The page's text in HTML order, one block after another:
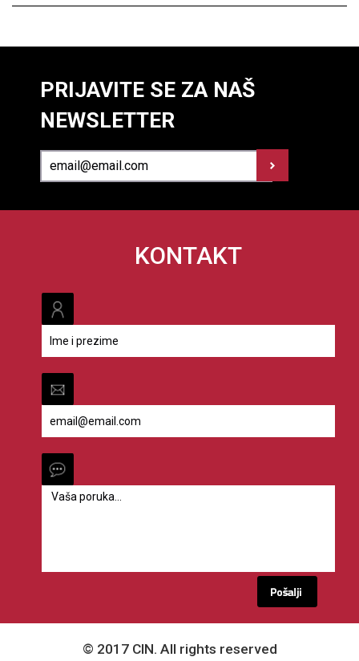
PRIJAVITE SE ZA NAŠ
NEWSLETTER
KONTAKT
© 2017 CIN. All rights reserved